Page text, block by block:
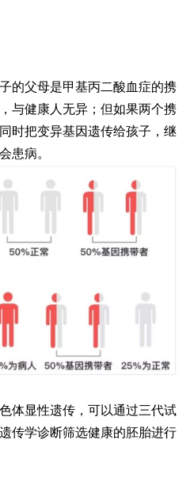
的父母是甲基丙二酸血症的携
与健康人无异；但如果两个携
时把变异基因遗传给孩子，继
患病。
体显性遗传，可以通过三代试
传学诊断筛选健康的胚胎进行